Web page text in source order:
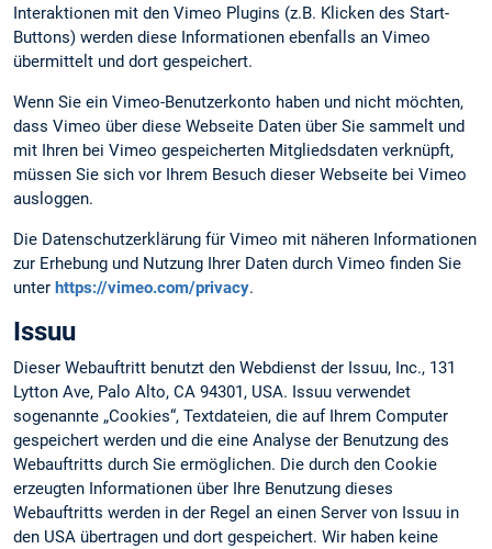
Interaktionen mit den Vimeo Plugins (z.B. Klicken des Start-
Buttons) werden diese Informationen ebenfalls an Vimeo
übermittelt und dort gespeichert.
Wenn Sie ein Vimeo-Benutzerkonto haben und nicht möchten,
dass Vimeo über diese Webseite Daten über Sie sammelt und
mit Ihren bei Vimeo gespeicherten Mitgliedsdaten verknüpft,
müssen Sie sich vor Ihrem Besuch dieser Webseite bei Vimeo
ausloggen.
Die Datenschutzerklärung für Vimeo mit näheren Informationen
zur Erhebung und Nutzung Ihrer Daten durch Vimeo finden Sie
unter https://vimeo.com/privacy.
Issuu
Dieser Webauftritt benutzt den Webdienst der Issuu, Inc., 131
Lytton Ave, Palo Alto, CA 94301, USA. Issuu verwendet
sogenannte „Cookies“, Textdateien, die auf Ihrem Computer
gespeichert werden und die eine Analyse der Benutzung des
Webauftritts durch Sie ermöglichen. Die durch den Cookie
erzeugten Informationen über Ihre Benutzung dieses
Webauftritts werden in der Regel an einen Server von Issuu in
den USA übertragen und dort gespeichert. Wir haben keine